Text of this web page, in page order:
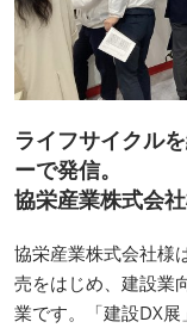
ライフサイクル
ーで発信。
協栄産業株式会
協栄産業株式会社様
売をはじめ、建設業
業です。「建設DX